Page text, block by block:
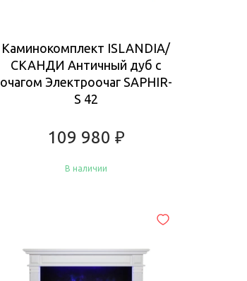
Каминокомплект ISLANDIA/
СКАНДИ Античный дуб с
очагом Электроочаг SAPHIR-
S 42
109 980 ₽
В наличии